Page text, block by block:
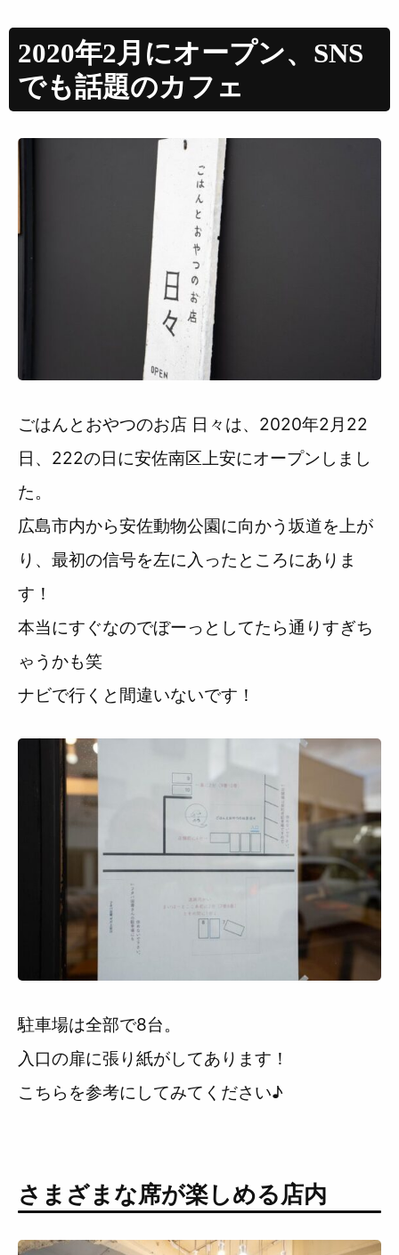
2020年2月にオープン、SNS
でも話題のカフェ
ごはんとおやつのお店 日々は、2020年2月22
日、222の日に安佐南区上安にオープンしまし
た。
広島市内から安佐動物公園に向かう坂道を上が
り、最初の信号を左に入ったところにありま
す！
本当にすぐなのでぼーっとしてたら通りすぎち
ゃうかも笑
ナビで行くと間違いないです！
駐車場は全部で8台。
入口の扉に張り紙がしてあります！
こちらを参考にしてみてください♪
さまざまな席が楽しめる店内